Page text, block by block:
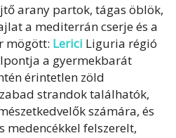
arany partok, tágas öblök,
a mediterrán cserje és a
mögött: Lerici Liguria régió
a gyermekbarát
érintetlen zöld
strandok találhatók,
számára, és
medencékkel felszerelt,